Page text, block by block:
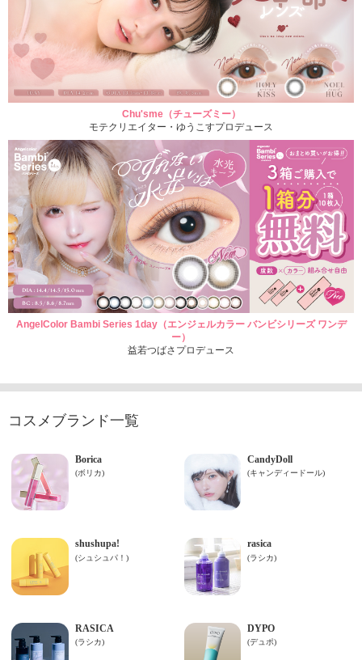
Chu'sme（チューズミー）
モテクリエイター・ゆうこすプロデュース
AngelColor Bambi Series 1day（エンジェルカラー バンビシリーズ ワンデ
ー）
益若つばさプロデュース
コスメブランド一覧